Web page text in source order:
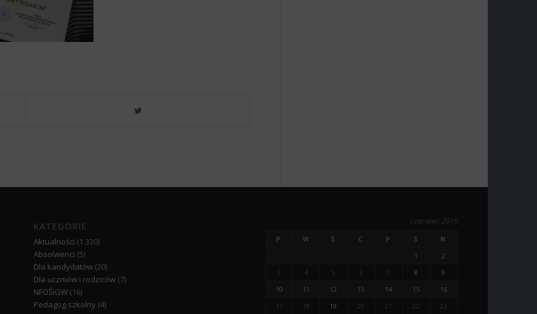
KATEGORIE
Aktualności (1 330)
Absolwenci (5)
Dla kandydatów(20)
Dla uczniów i rodziców(7)
NFOŚiGW(16)
Pedagog szkolny (4)
czerwiec 2019
P W Ś C P S
N
1
2
3
4 5 6 7 8
9
10
11 12 13 14 15
16
17
18 19 20 21 22 23